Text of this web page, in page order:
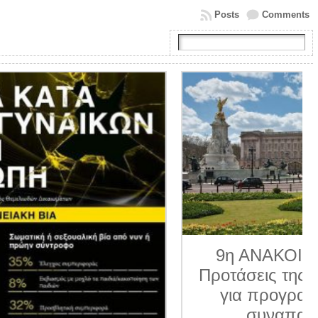
Comments
Posts
9η ΑΝΑΚΟΙΝΩΣΗ 2026.
Προτάσεις της Κοινο_Τοπίας
για προγραμματισμένα